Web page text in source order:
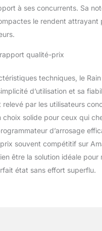
à ses concurrents. Sa
le rendent attrayant
qualité-prix
techniques, le
d’utilisation et sa
par les utilisateurs
choix solide pour ceux qui
d’arrosage
souvent compétitif sur
être la solution idéale pour
état sans effort superflu.